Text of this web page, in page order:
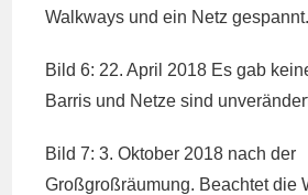
Walkways und ein Netz gespannt.
Bild 6: 22. April 2018 Es gab
Barris und Netze sind
Bild 7: 3. Oktober 2018 nach der
Großgroßräumung. Beachtet die